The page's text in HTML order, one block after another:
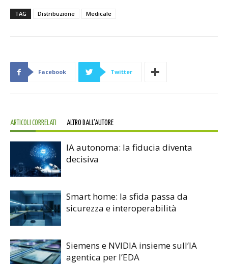
TAG Distribuzione Medicale
Facebook Twitter
ARTICOLI CORRELATI ALTRO DALL'AUTORE
IA autonoma: la fiducia diventa
decisiva
Smart home: la sfida passa da
sicurezza e interoperabilità
Siemens e NVIDIA insieme sull’IA
agentica per l’EDA